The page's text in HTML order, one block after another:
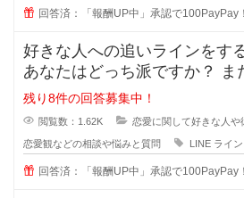
回答済：「報酬UP中」承認で100PayPay！
好きな人への追いラインをす
あなたはどっち派ですか？ まだお付き合いして
いない段階での好きな人への
残り8件の回答募集中！
閲覧数：1.62K 恋愛に関して好きな人
恋愛観などの相談や悩みと質問 LINE ライン
回答済：「報酬UP中」承認で100PayPay！